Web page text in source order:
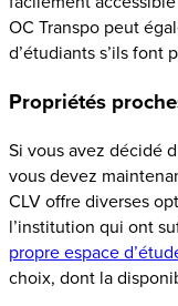
OC Transpo peut
d’étudiants s’ils font
Propriétés
Si vous avez décidé
vous devez
CLV offre diverses
l’institution qui ont
propre espace
choix, dont la